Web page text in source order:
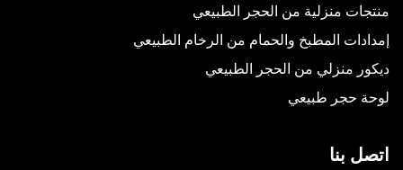
منتجات منزلية من الحجر الطبيعي
إمدادات المطبخ والحمام من الرخام الطبيعي
ديكور منزلي من الحجر الطبيعي
لوحة حجر طبيعي
اتصل بنا